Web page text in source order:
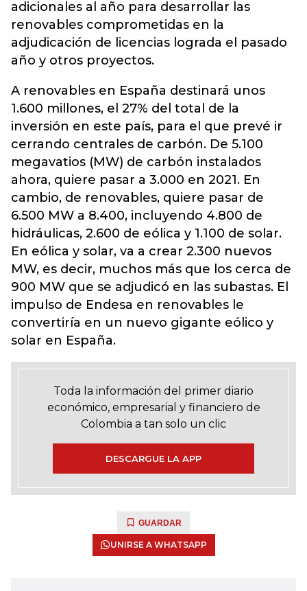
adicionales al año para desarrollar las
renovables comprometidas en la
adjudicación de licencias lograda el pasado
año y otros proyectos.
A renovables en España destinará unos
1.600 millones, el 27% del total de la
inversión en este país, para el que prevé ir
cerrando centrales de carbón. De 5.100
megavatios (MW) de carbón instalados
ahora, quiere pasar a 3.000 en 2021. En
cambio, de renovables, quiere pasar de
6.500 MW a 8.400, incluyendo 4.800 de
hidráulicas, 2.600 de eólica y 1.100 de solar.
En eólica y solar, va a crear 2.300 nuevos
MW, es decir, muchos más que los cerca de
900 MW que se adjudicó en las subastas. El
impulso de Endesa en renovables le
convertiría en un nuevo gigante eólico y
solar en España.
Toda la información del primer diario
económico, empresarial y financiero de
Colombia a tan solo un clic
DESCARGUE LA APP
GUARDAR
UNIRSE A WHATSAPP